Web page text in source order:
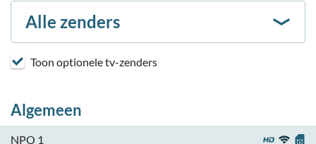
Alle zenders
Toon optionele tv-zenders
Algemeen
NPO 1